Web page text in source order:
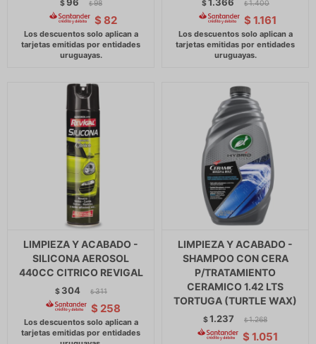
$ $ 98
$ 82
$ $ 1.400
$ 1.161
LIMPIEZA Y ACABADO -
SILICONA AEROSOL
440CC CITRICO REVIGAL
$ 304 $ 311
$ 258
LIMPIEZA Y ACABADO -
SHAMPOO CON CERA
P/TRATAMIENTO
CERAMICO 1.42 LTS
TORTUGA (TURTLE WAX)
$1.237 $ 1.268
$ 1.051